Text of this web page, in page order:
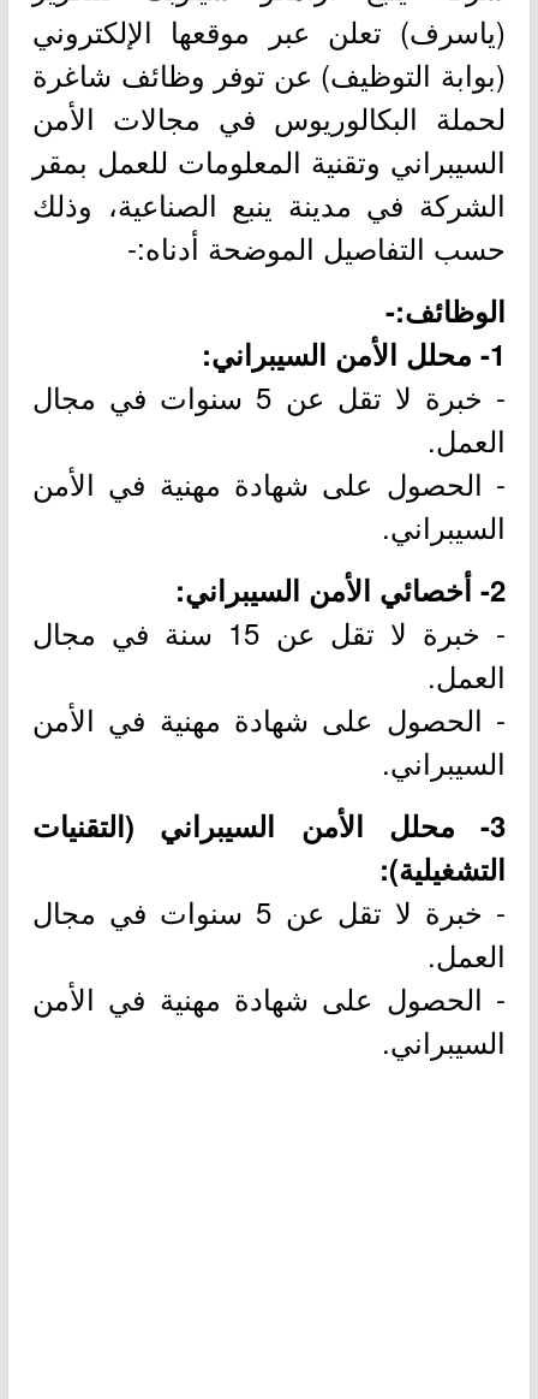
(ياسرف) تعلن عبر موقعها الإلكتروني
(بوابة التوظيف) عن توفر وظائف شاغرة
لحملة البكالوريوس في مجالات الأمن
السيبراني وتقنية المعلومات للعمل بمقر
الشركة في مدينة ينبع الصناعية، وذلك
حسب التفاصيل الموضحة أدناه:-
الوظائف:-
1- محلل الأمن السيبراني:
- خبرة لا تقل عن 5 سنوات في مجال
العمل.
- الحصول على شهادة مهنية في الأمن
السيبراني.
2- أخصائي الأمن السيبراني:
- خبرة لا تقل عن 15 سنة في مجال
العمل.
- الحصول على شهادة مهنية في الأمن
السيبراني.
3- محلل الأمن السيبراني (التقنيات
التشغيلية):
- خبرة لا تقل عن 5 سنوات في مجال
العمل.
- الحصول على شهادة مهنية في الأمن
السيبراني.